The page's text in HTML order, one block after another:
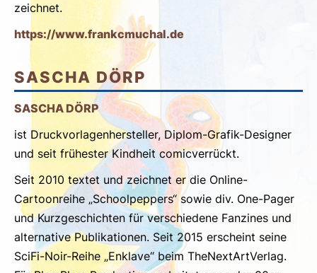
zeichnet.
https://www.frankcmuchal.de
SASCHA DÖRP
SASCHA DÖRP
ist Druckvorlagenhersteller, Diplom-Grafik-Designer
und seit frühester Kindheit comicverrückt.
Seit 2010 textet und zeichnet er die Online-
Cartoonreihe „Schoolpeppers“ sowie div. One-Pager
und Kurzgeschichten für verschiedene Fanzines und
alternative Publikationen. Seit 2015 erscheint seine
SciFi-Noir-Reihe „Enklave“ beim TheNextArtVerlag.